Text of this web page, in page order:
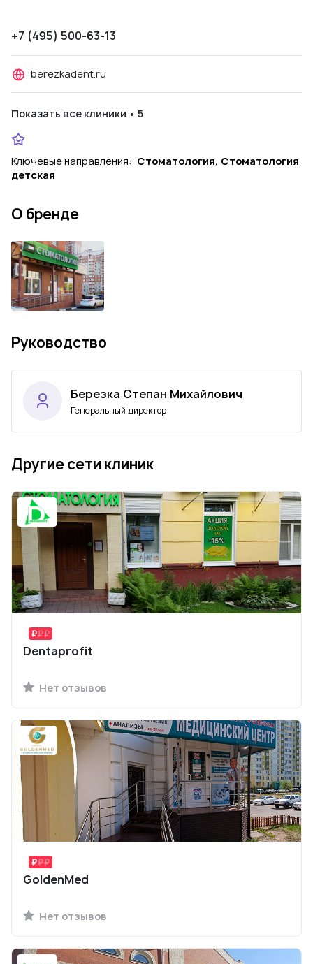
+7 (495) 500-63-13
berezkadent.ru
Показать все клиники • 5
Ключевые направления: Стоматология, Стоматология
детская
О бренде
Руководство
Березка Степан Михайлович
Генеральный директор
Другие сети клиник
Dentaprofit
Нет отзывов
GoldenMed
Нет отзывов